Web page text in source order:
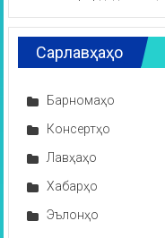
Сарлавҳаҳо
Барномаҳо
Консертҳо
Лавҳаҳо
Хабарҳо
Эълонҳо